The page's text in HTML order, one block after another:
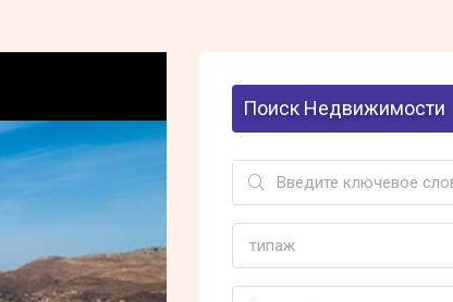
Поиск Недвижимости
типаж